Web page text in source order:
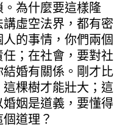
為什麼要這樣隆
虛空法界，都有密
的事情，你們兩個
；在社會，要對社
婚有關係。剛才比
棵樹才能壯大；這
姻是道義，要懂得
道理？